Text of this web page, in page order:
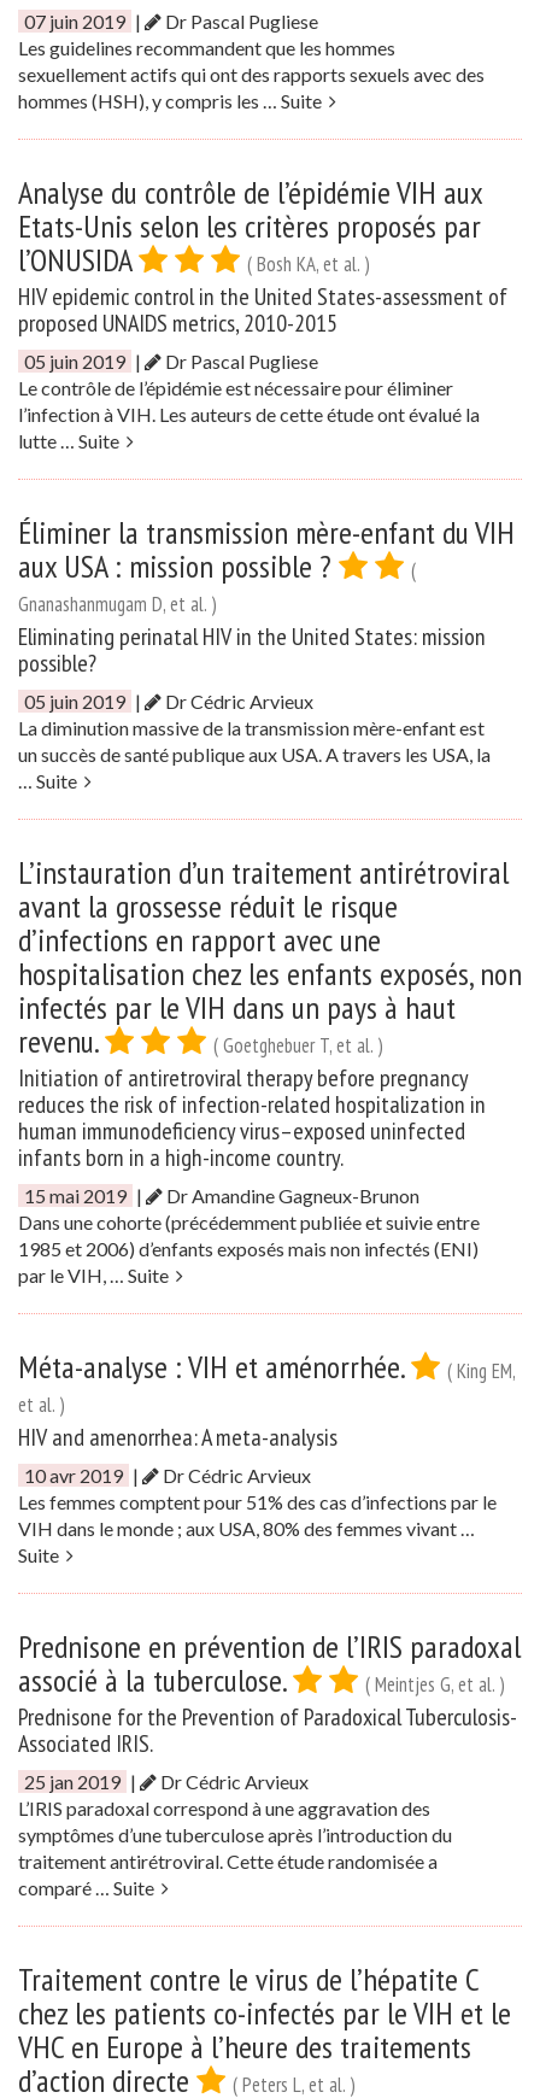
07 juin 2019 |
Dr Pascal Pugliese
Les guidelines recommandent que les hommes
sexuellement actifs qui ont des rapports sexuels avec des
hommes (HSH), y compris les … Suite
Analyse du contrôle de l’épidémie VIH aux
Etats-Unis selon les critères proposés par
l’ONUSIDA
( Bosh KA, et al. )
HIV epidemic control in the United States-assessment of
proposed UNAIDS metrics, 2010-2015
05 juin 2019 |
Dr Pascal Pugliese
Le contrôle de l’épidémie est nécessaire pour éliminer
l’infection à VIH. Les auteurs de cette étude ont évalué la
lutte … Suite
Éliminer la transmission mère-enfant du VIH
aux USA : mission possible ?
(
Gnanashanmugam D, et al. )
Eliminating perinatal HIV in the United States: mission
possible?
05 juin 2019 |
Dr Cédric Arvieux
La diminution massive de la transmission mère-enfant est
un succès de santé publique aux USA. A travers les USA, la
… Suite
L’instauration d’un traitement antirétroviral
avant la grossesse réduit le risque
d’infections en rapport avec une
hospitalisation chez les enfants exposés, non
infectés par le VIH dans un pays à haut
revenu.
( Goetghebuer T, et al. )
Initiation of antiretroviral therapy before pregnancy
reduces the risk of infection-related hospitalization in
human immunodeficiency virus–exposed uninfected
infants born in a high-income country.
15 mai 2019 |
Dr Amandine Gagneux-Brunon
Dans une cohorte (précédemment publiée et suivie entre
1985 et 2006) d’enfants exposés mais non infectés (ENI)
par le VIH, … Suite
Méta-analyse : VIH et aménorrhée.
( King EM,
et al. )
HIV and amenorrhea: A meta-analysis
10 avr 2019 |
Dr Cédric Arvieux
Les femmes comptent pour 51% des cas d’infections par le
VIH dans le monde ; aux USA, 80% des femmes vivant …
Suite
Prednisone en prévention de l’IRIS paradoxal
associé à la tuberculose.
( Meintjes G, et al. )
Prednisone for the Prevention of Paradoxical Tuberculosis-
Associated IRIS.
25 jan 2019 |
Dr Cédric Arvieux
L’IRIS paradoxal correspond à une aggravation des
symptômes d’une tuberculose après l’introduction du
traitement antirétroviral. Cette étude randomisée a
comparé … Suite
Traitement contre le virus de l’hépatite C
chez les patients co-infectés par le VIH et le
VHC en Europe à l’heure des traitements
d’action directe
( Peters L, et al. )